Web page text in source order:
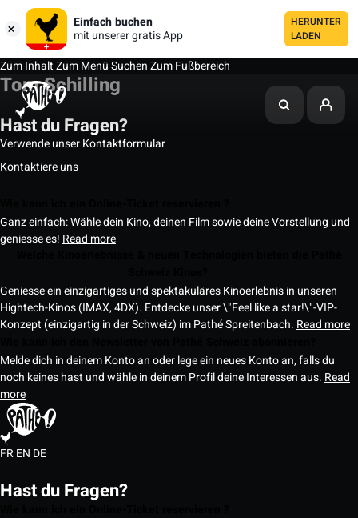
Einfach buchen
mit unserer gratis App
HERUNTER
LADEN
Zum InhaltZum MenüSuchenZum Fußbereich
Tom Schilling
Hast du Fragen?
Verwende unser Kontaktformular
Kontaktiere uns
Ganz einfach: Wähle dein Kino, deinen Film sowie deine Vorstellung und
geniesse es! Read more
Geniesse ein einzigartiges und spektakuläres Kinoerlebnis in unseren
Hightech-Kinos (IMAX, 4DX). Entdecke unser \"Feel like a star!\"-VIP-
Konzept (einzigartig in der Schweiz) im Pathé Spreitenbach. Read more
Melde dich in deinem Konto an oder lege ein neues Konto an, falls du
noch keines hast und wähle in deinem Profil deine Interessen aus. Read
more
FREN DE
Hast du Fragen?